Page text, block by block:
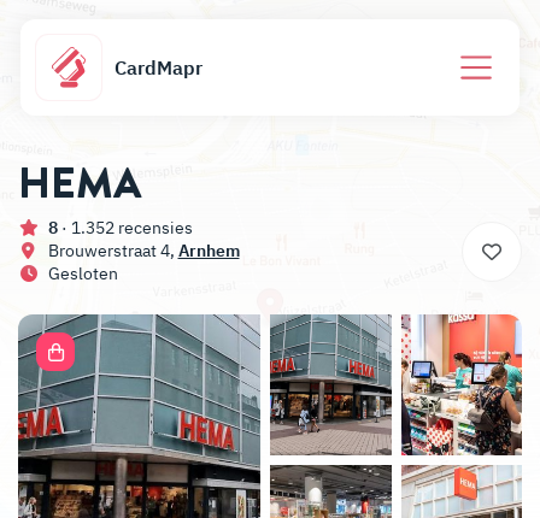
CardMapr
HEMA
8 · 1.352 recensies
Brouwerstraat 4, Arnhem
Gesloten